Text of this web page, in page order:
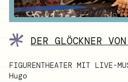
DER GLÖCKNER
FIGURENTHEATER MIT
Hugo